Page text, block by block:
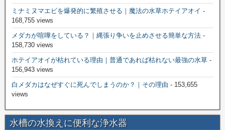
ミナミヌマエビを爆発的に繁殖させる｜魔法の水草ホテイアオイ -
168,755 views
メダカが喧嘩をしている？｜縄張り争いを止めさせる簡単な方法 -
158,730 views
ホテイアオイが枯れている理由｜普通であれば枯れない最強の水草 -
156,943 views
白メダカはなぜすぐに死んでしまうのか？｜その理由 - 153,655
views
水槽の水換えに便利な浄水器